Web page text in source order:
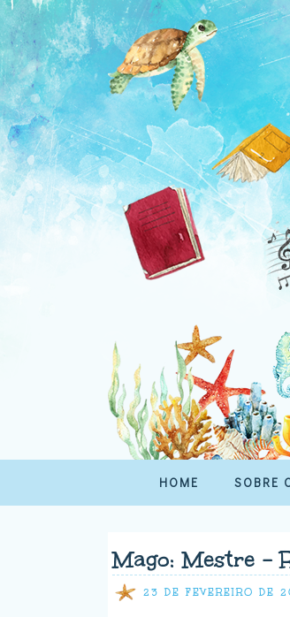
HOME SOBRE
Mago: Mestre -
23 DE FEVEREIRO DE